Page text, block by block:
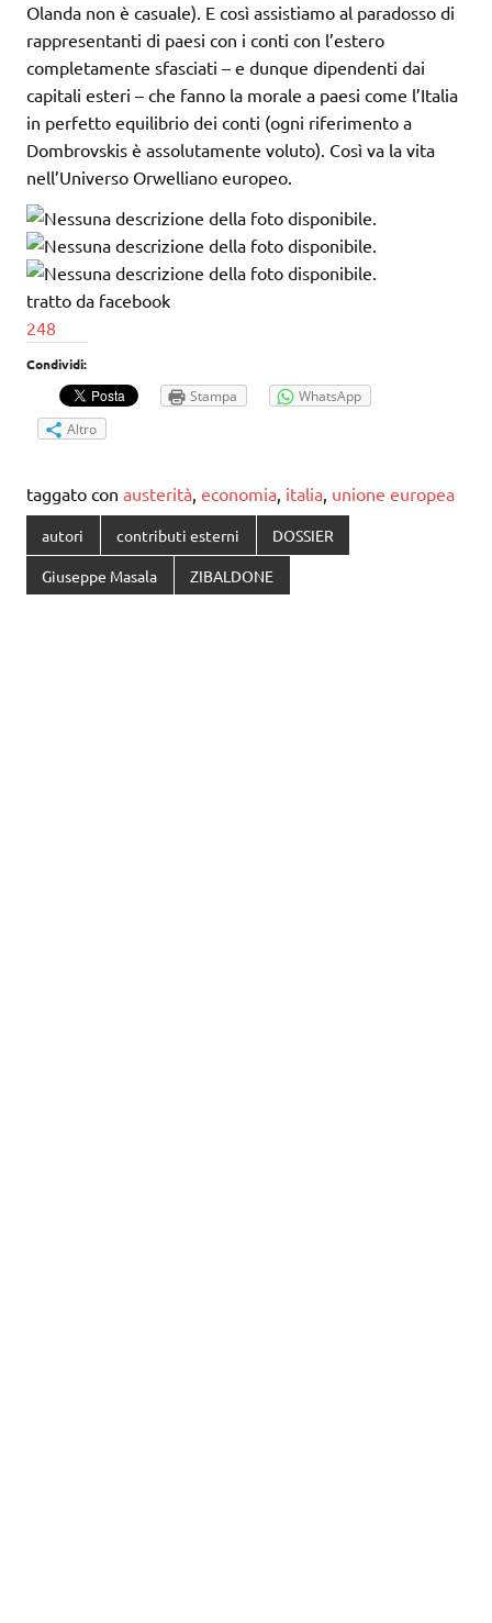
Olanda non è casuale). E così assistiamo al paradosso di
rappresentanti di paesi con i conti con l’estero
completamente sfasciati – e dunque dipendenti dai
capitali esteri – che fanno la morale a paesi come l’Italia
in perfetto equilibrio dei conti (ogni riferimento a
Dombrovskis è assolutamente voluto). Così va la vita
nell’Universo Orwelliano europeo.
tratto da facebook
248
Condividi:
Stampa
WhatsApp
Altro
taggato con austerità, economia, italia, unione europea
autori contributi esterni DOSSIER
Giuseppe Masala ZIBALDONE